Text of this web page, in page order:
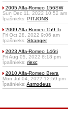
2005 Alfa-Romeo 156SW
Sun Dec 11, 2022 10:52 am
Īpašnieks: PITJONS
2009 Alfa-Romeo 159 Ti
Fri Oct 28, 2022 9:06 am
Īpašnieks: Stranger
2023 Alfa-Romeo 146ti
Fri Aug 05, 2022 8:18 pm
Īpašnieks: riexc
2010 Alfa-Romeo Brera
Mon Jul 04, 2022 12:59 pm
Īpašnieks: Asmodeus